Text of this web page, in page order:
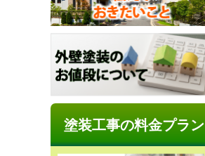
塗装工事の料金プラン